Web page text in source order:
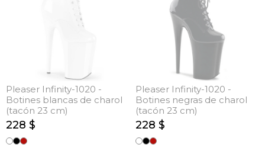
Pleaser Infinity-1020 -
Botines blancas de charol
(tacón 23 cm)
228 $
Pleaser Infinity-1020 -
Botines negras de charol
(tacón 23 cm)
228 $